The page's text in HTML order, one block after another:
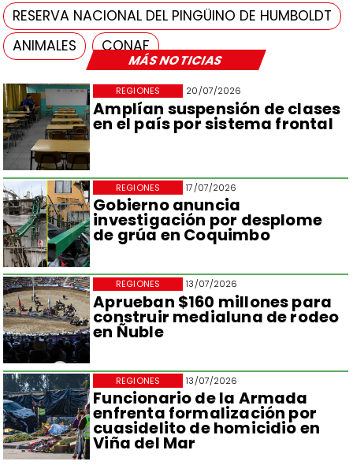
MÁS NOTICIAS
20/07/2026
Amplían suspensión de clases
en el país por sistema frontal
REGIONES
17/07/2026
Gobierno anuncia
investigación por desplome
de grúa en Coquimbo
REGIONES
13/07/2026
Aprueban $160 millones para
construir medialuna de rodeo
en Ñuble
REGIONES
13/07/2026
Funcionario de la Armada
enfrenta formalización por
cuasidelito de homicidio en
Viña del Mar
REGIONES
RESERVA NACIONAL DEL PINGÜINO DE HUMBOLDT
ANIMALES
CONAF